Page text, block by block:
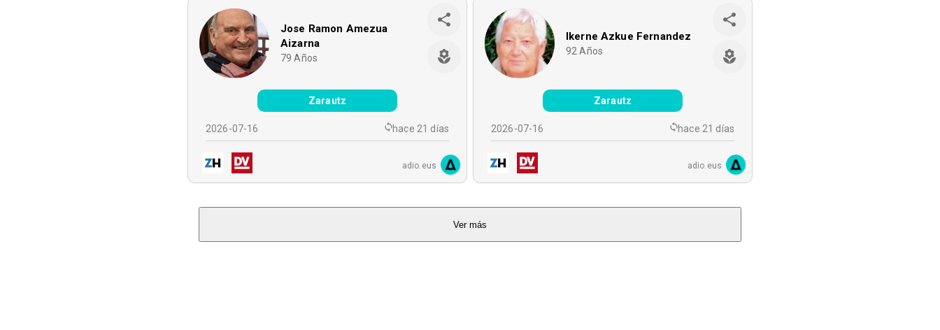
Jose Ramon Amezua
Aizarna
79 Años
Zarautz
2026-07-16 hace 21 días
adio.eus
Ikerne Azkue Fernandez
92 Años
Zarautz
2026-07-16 hace 21 días
adio.eus
Ver más